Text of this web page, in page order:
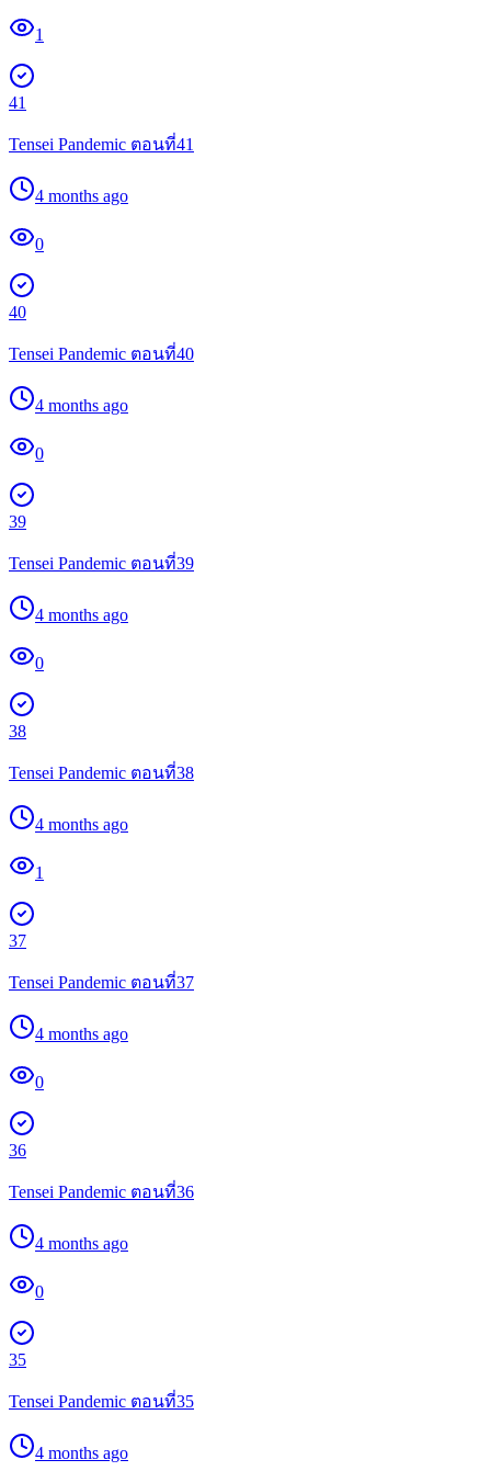
1
41
Tensei Pandemic ตอนที่41
4 months ago
0
40
Tensei Pandemic ตอนที่40
4 months ago
0
39
Tensei Pandemic ตอนที่39
4 months ago
0
38
Tensei Pandemic ตอนที่38
4 months ago
1
37
Tensei Pandemic ตอนที่37
4 months ago
0
36
Tensei Pandemic ตอนที่36
4 months ago
0
35
Tensei Pandemic ตอนที่35
4 months ago